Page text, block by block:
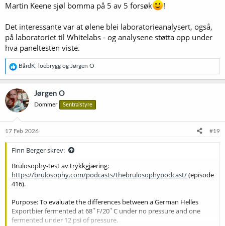
Martin Keene sjøl bomma på 5 av 5 forsøk
!
Det interessante var at ølene blei laboratorieanalysert, også,
på laboratoriet til Whitelabs - og analysene støtta opp under
hva paneltesten viste.
R
e
a
k
s
j
o
e
BårdK loebrygg og Jørgen O
Jørgen O
Dommer Sentralstyre
17 Feb 2026 #19
Finn Berger skrev:
Brülosophy-test av trykkgjæring:
https://brulosophy.com/podcasts/thebrulosophypodcast/(episode
416).
Purpose: To evaluate the differences between a German Helles
Exportbier fermented at 68˚F/20˚C under no pressure and one
fermented under 12 psi of pressure.